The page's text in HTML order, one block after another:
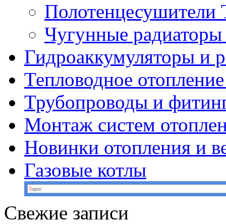
Чугунные
Гидроаккумуляторы и
Тепловодное
Трубопроводы и
Монтаж систем
Новинки отопления и
Газовые котлы
Свежие записи